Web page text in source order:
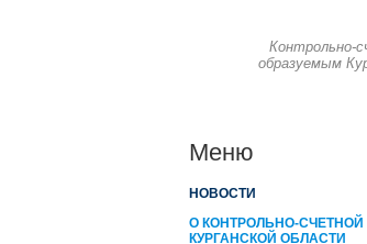
Контрольно-
образуемым
Меню
НОВОСТИ
О КОНТРОЛЬНО-СЧЕТНОЙ
КУРГАНСКОЙ ОБЛАСТИ